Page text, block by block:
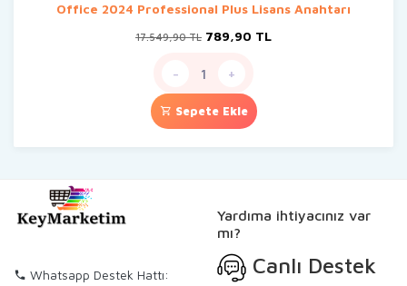
Office 2024 Professional Plus Lisans Anahtarı
17.549,90TL Orijinal
789,90 TLŞu
- +
Sepete Ekle
Whatsapp Destek Hattı:
Yardıma ihtiyacınız var
mı?
Canlı Destek